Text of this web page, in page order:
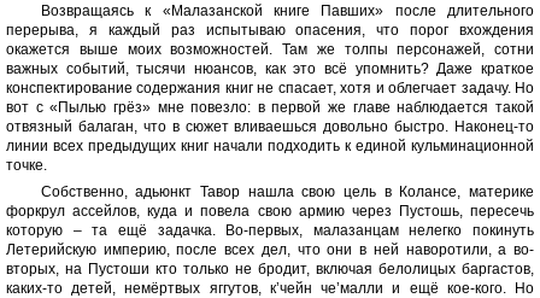
Возвращаясь к «Малазанской книге Павших» после длительного
перерыва, я каждый раз испытываю опасения, что порог вхождения
окажется выше моих возможностей. Там же толпы персонажей, сотни
важных событий, тысячи нюансов, как это всё упомнить? Даже краткое
конспектирование содержания книг не спасает, хотя и облегчает задачу. Но
вот с «Пылью грёз» мне повезло: в первой же главе наблюдается такой
отвязный балаган, что в сюжет вливаешься довольно быстро. Наконец-то
линии всех предыдущих книг начали подходить к единой кульминационной
точке.
Собственно, адьюнкт Тавор нашла свою цель в Колансе, материке
форкрул ассейлов, куда и повела свою армию через Пустошь, пересечь
которую – та ещё задачка. Во-первых, малазанцам нелегко покинуть
Летерийскую империю, после всех дел, что они в ней наворотили, а во-
вторых, на Пустоши кто только не бродит, включая белолицых баргастов,
каких-то детей, немёртвых яггутов, к’чейн че’малли и ещё кое-кого. Но